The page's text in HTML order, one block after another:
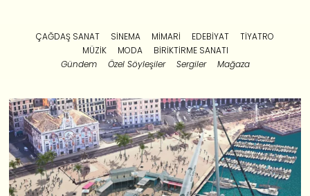
ÇAĞDAŞ SANAT SINEMA MIMARI EDEBIYAT
TIYATRO
MÜZIK
MODA
BIRIKTIRME SANATI
Gündem
Özel Söyleşiler Sergiler Mağaza